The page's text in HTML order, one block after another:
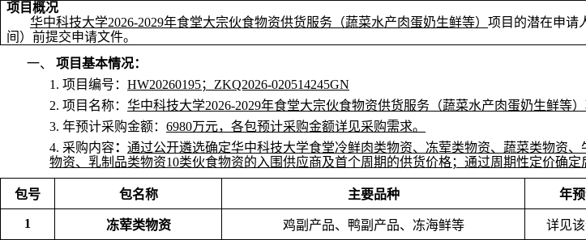
项目概况
华中科技大学2026-2029年食堂大宗伙食物资供货服务（蔬菜水产肉蛋奶生鲜等） 项目的潜在申请
间）前提交申请文件。
一、 项目基本情况：
1. 项目编号： HW20260195；ZKQ2026-020514245GN
2. 项目名称： 华中科技大学2026-2029年食堂大宗伙食物资供货服务（蔬菜水产肉蛋奶生鲜等）
3. 年预计采购金额： 6980万元，各包预计采购金额详见采购需求。
4. 采购内容： 通过公开遴选确定华中科技大学食堂冷鲜肉类物资、冻荤类物资、蔬菜类物资
物资、乳制品类物资10类伙食物资的入围供应商及首个周期的供货价格；通过周期性定价确
包号 包名称 主要品种 年
1 冻荤类物资 鸡副产品、鸭副产品、冻海鲜等 详见